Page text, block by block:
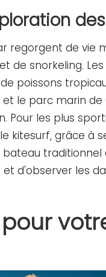
regorgent de vie
de snorkeling.
poissons
le parc marin
Pour les plus
kitesurf, grâce à
bateau
d'observer les